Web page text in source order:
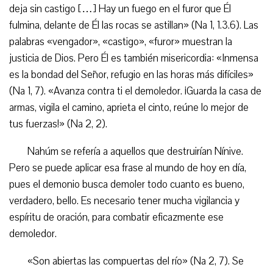
deja sin castigo […] Hay un fuego en el furor que Él
fulmina, delante de Él las rocas se astillan» (Na 1, 1.3.6). Las
palabras «vengador», «castigo», «furor» muestran la
justicia de Dios. Pero Él es también misericordia: «Inmensa
es la bondad del Señor, refugio en las horas más difíciles»
(Na 1, 7). «Avanza contra ti el demoledor. ¡Guarda la casa de
armas, vigila el camino, aprieta el cinto, reúne lo mejor de
tus fuerzas!» (Na 2, 2).
Nahúm se refería a aquellos que destruirían Nínive.
Pero se puede aplicar esa frase al mundo de hoy en día,
pues el demonio busca demoler todo cuanto es bueno,
verdadero, bello. Es necesario tener mucha vigilancia y
espíritu de oración, para combatir eficazmente ese
demoledor.
«Son abiertas las compuertas del río» (Na 2, 7). Se